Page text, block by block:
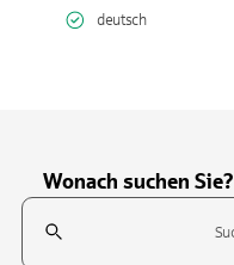
deutsch
Wonach suchen Sie?
Suchfeld